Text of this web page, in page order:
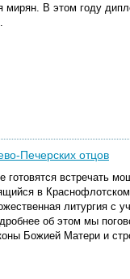
мирян. В этом году
Печерских отцов
готовятся встречать
в
литургия с
об этом мы
Божией Матери и